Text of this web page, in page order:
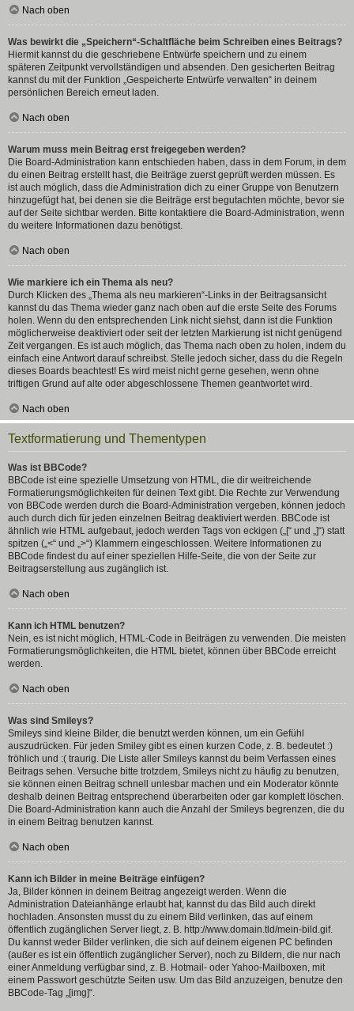
Nach oben
Was bewirkt die „Speichern“-Schaltfläche beim Schreiben eines Beitrags?
Hiermit kannst du die geschriebene Entwürfe speichern und zu einem
späteren Zeitpunkt vervollständigen und absenden. Den gesicherten Beitrag
kannst du mit der Funktion „Gespeicherte Entwürfe verwalten“ in deinem
persönlichen Bereich erneut laden.
Nach oben
Warum muss mein Beitrag erst freigegeben werden?
Die Board-Administration kann entschieden haben, dass in dem Forum, in dem
du einen Beitrag erstellt hast, die Beiträge zuerst geprüft werden müssen. Es
ist auch möglich, dass die Administration dich zu einer Gruppe von Benutzern
hinzugefügt hat, bei denen sie die Beiträge erst begutachten möchte, bevor sie
auf der Seite sichtbar werden. Bitte kontaktiere die Board-Administration, wenn
du weitere Informationen dazu benötigst.
Nach oben
Wie markiere ich ein Thema als neu?
Durch Klicken des „Thema als neu markieren“-Links in der Beitragsansicht
kannst du das Thema wieder ganz nach oben auf die erste Seite des Forums
holen. Wenn du den entsprechenden Link nicht siehst, dann ist die Funktion
möglicherweise deaktiviert oder seit der letzten Markierung ist nicht genügend
Zeit vergangen. Es ist auch möglich, das Thema nach oben zu holen, indem du
einfach eine Antwort darauf schreibst. Stelle jedoch sicher, dass du die Regeln
dieses Boards beachtest! Es wird meist nicht gerne gesehen, wenn ohne
triftigen Grund auf alte oder abgeschlossene Themen geantwortet wird.
Nach oben
Textformatierung und Thementypen
Was ist BBCode?
BBCode ist eine spezielle Umsetzung von HTML, die dir weitreichende
Formatierungsmöglichkeiten für deinen Text gibt. Die Rechte zur Verwendung
von BBCode werden durch die Board-Administration vergeben, können jedoch
auch durch dich für jeden einzelnen Beitrag deaktiviert werden. BBCode ist
ähnlich wie HTML aufgebaut, jedoch werden Tags von eckigen („[“ und „]“) statt
spitzen („<“ und „>“) Klammern eingeschlossen. Weitere Informationen zu
BBCode findest du auf einer speziellen Hilfe-Seite, die von der Seite zur
Beitragserstellung aus zugänglich ist.
Nach oben
Kann ich HTML benutzen?
Nein, es ist nicht möglich, HTML-Code in Beiträgen zu verwenden. Die meisten
Formatierungsmöglichkeiten, die HTML bietet, können über BBCode erreicht
werden.
Nach oben
Was sind Smileys?
Smileys sind kleine Bilder, die benutzt werden können, um ein Gefühl
auszudrücken. Für jeden Smiley gibt es einen kurzen Code, z. B. bedeutet :)
fröhlich und :( traurig. Die Liste aller Smileys kannst du beim Verfassen eines
Beitrags sehen. Versuche bitte trotzdem, Smileys nicht zu häufig zu benutzen,
sie können einen Beitrag schnell unlesbar machen und ein Moderator könnte
deshalb deinen Beitrag entsprechend überarbeiten oder gar komplett löschen.
Die Board-Administration kann auch die Anzahl der Smileys begrenzen, die du
in einem Beitrag benutzen kannst.
Nach oben
Kann ich Bilder in meine Beiträge einfügen?
Ja, Bilder können in deinem Beitrag angezeigt werden. Wenn die
Administration Dateianhänge erlaubt hat, kannst du das Bild auch direkt
hochladen. Ansonsten musst du zu einem Bild verlinken, das auf einem
öffentlich zugänglichen Server liegt, z. B. http://www.domain.tld/mein-bild.gif.
Du kannst weder Bilder verlinken, die sich auf deinem eigenen PC befinden
(außer es ist ein öffentlich zugänglicher Server), noch zu Bildern, die nur nach
einer Anmeldung verfügbar sind, z. B. Hotmail- oder Yahoo-Mailboxen, mit
einem Passwort geschützte Seiten usw. Um das Bild anzuzeigen, benutze den
BBCode-Tag „[img]“.